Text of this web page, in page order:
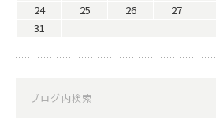
24
25 26 27
31